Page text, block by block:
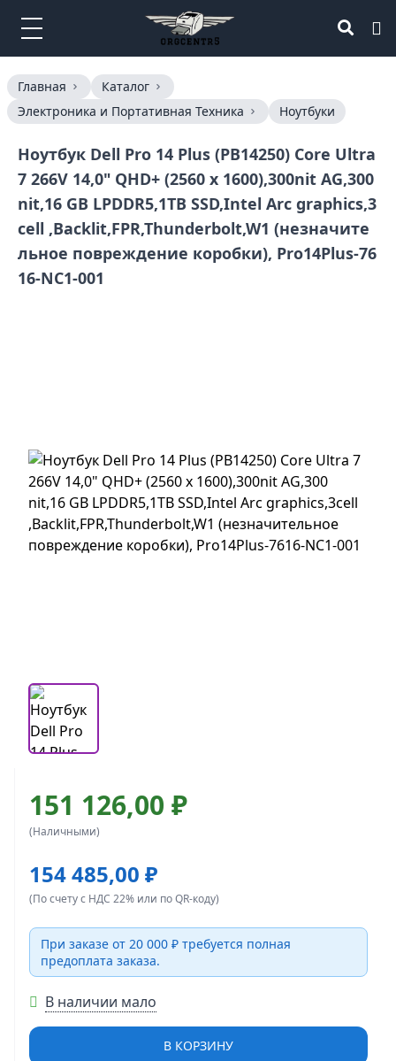
Главная
Каталог
Электроника и Портативная Техника
Ноутбуки
Ноутбук Dell Pro 14 Plus (PB14250) Core Ultra
7 266V 14,0" QHD+ (2560 x 1600),300nit AG,300
nit,16 GB LPDDR5,1TB SSD,Intel Arc graphics,3
cell ,Backlit,FPR,Thunderbolt,W1 (незначите
льное повреждение коробки), Pro14Plus-76
16-NC1-001
151 126,00 ₽
(Наличными)
154 485,00 ₽
(По счету с НДС 22% или по QR-коду)
При заказе от 20 000 ₽ требуется полная
предоплата заказа.
В наличии мало
В КОРЗИНУ